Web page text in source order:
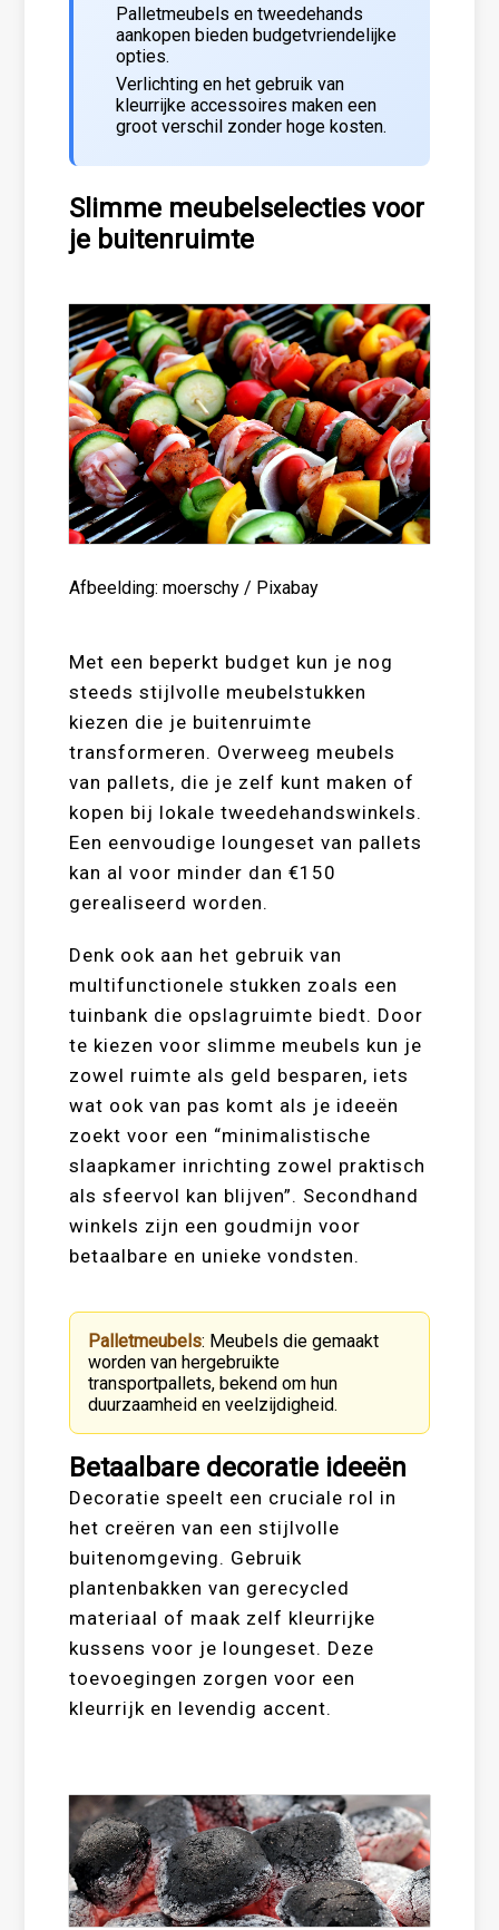
Palletmeubels en tweedehands
aankopen bieden budgetvriendelijke
opties.
Verlichting en het gebruik van
kleurrijke accessoires maken een
groot verschil zonder hoge kosten.
Slimme meubelselecties voor
je buitenruimte
Afbeelding: moerschy / Pixabay
Met een beperkt budget kun je nog
steeds stijlvolle meubelstukken
kiezen die je buitenruimte
transformeren. Overweeg meubels
van pallets, die je zelf kunt maken of
kopen bij lokale tweedehandswinkels.
Een eenvoudige loungeset van pallets
kan al voor minder dan €150
gerealiseerd worden.
Denk ook aan het gebruik van
multifunctionele stukken zoals een
tuinbank die opslagruimte biedt. Door
te kiezen voor slimme meubels kun je
zowel ruimte als geld besparen, iets
wat ook van pas komt als je ideeën
zoekt voor een “minimalistische
slaapkamer inrichting zowel praktisch
als sfeervol kan blijven”. Secondhand
winkels zijn een goudmijn voor
betaalbare en unieke vondsten.
Palletmeubels: Meubels die gemaakt
worden van hergebruikte
transportpallets, bekend om hun
duurzaamheid en veelzijdigheid.
Betaalbare decoratie ideeën
Decoratie speelt een cruciale rol in
het creëren van een stijlvolle
buitenomgeving. Gebruik
plantenbakken van gerecycled
materiaal of maak zelf kleurrijke
kussens voor je loungeset. Deze
toevoegingen zorgen voor een
kleurrijk en levendig accent.